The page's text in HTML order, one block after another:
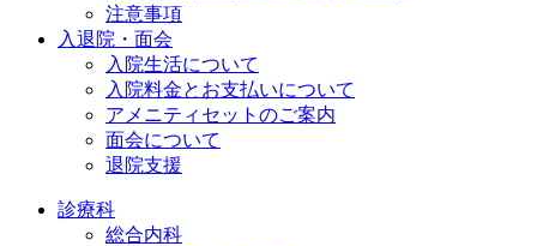
注意事項
入退院・面会
入院生活について
入院料金とお支払いについて
アメニティセットのご案内
面会について
退院支援
診療科
総合内科